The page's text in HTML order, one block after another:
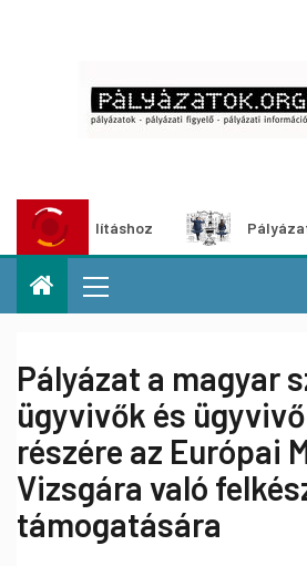
kiállításhoz Pályázat a
Pályázat a magyar
ügyvivők és
részére az Európai
Vizsgára való
támogatására